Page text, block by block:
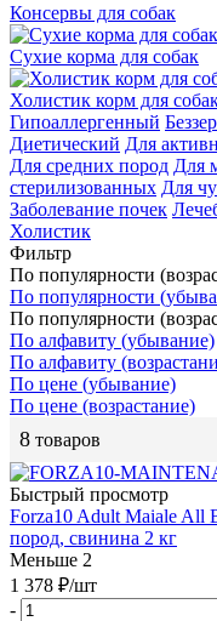
Консервы для собак
Сухие корма для собак
Холистик корм для
Гипоаллергенный
Диетический Для
Для средних пород Для
стерилизованных Для
Заболевание почек
Холистик
Фильтр
По популярности
По популярности
По популярности
По алфавиту (убывание)
По алфавиту
По цене (убывание)
По цене (возрастание)
8 товаров
Быстрый просмотр
Forza10 Adult Maiale All
пород, свинина 2 кг
Меньше 2
1 378 ₽/шт
-